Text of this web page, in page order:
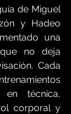
de Miguel
y Hadeo
una
que no deja
Cada
en técnica,
corporal y